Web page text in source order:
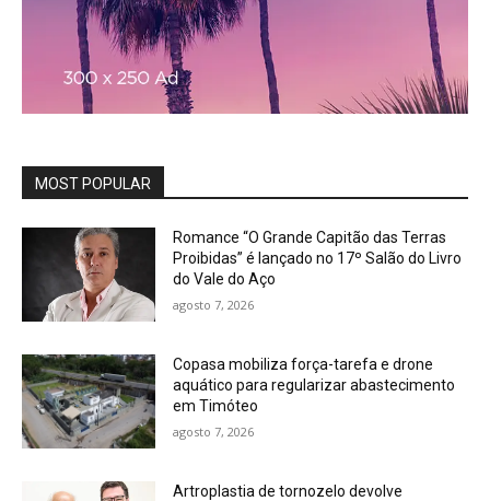
MOST POPULAR
Romance “O Grande Capitão das Terras
Proibidas” é lançado no 17º Salão do Livro
do Vale do Aço
agosto 7, 2026
Copasa mobiliza força-tarefa e drone
aquático para regularizar abastecimento
em Timóteo
agosto 7, 2026
Artroplastia de tornozelo devolve